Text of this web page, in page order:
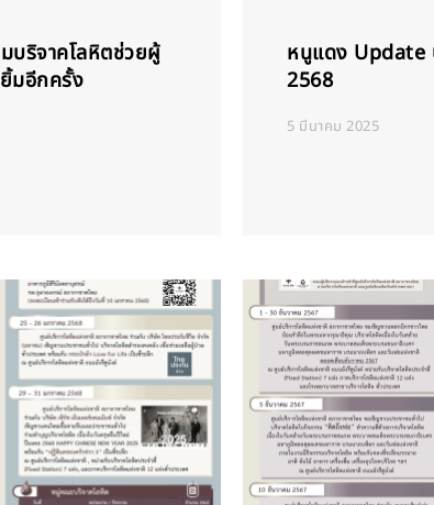
บริจาคโลหิตช่วยผู้
มอีกครั้ง
หนูแดง Update
2568
5 มีนาคม 2025